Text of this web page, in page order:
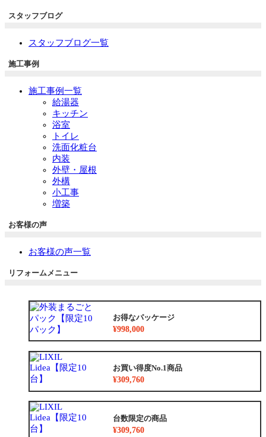
スタッフブログ
スタッフブログ一覧
施工事例
施工事例一覧
給湯器
キッチン
浴室
トイレ
洗面化粧台
内装
外壁・屋根
外構
小工事
増築
お客様の声
お客様の声一覧
リフォームメニュー
お得なパッケージ
¥998,000
お買い得度No.1商品
¥309,760
台数限定の商品
¥309,760